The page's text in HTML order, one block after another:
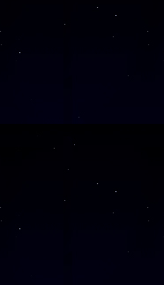
SAMSTAG
SAMSTAG
SAMSTAG